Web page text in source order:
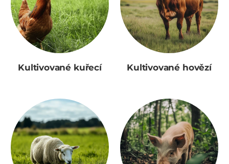
Kultivované kuřecí Kultivované hovězí